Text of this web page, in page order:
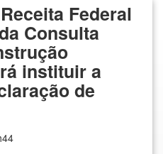
Federal
Consulta
instituir a
de